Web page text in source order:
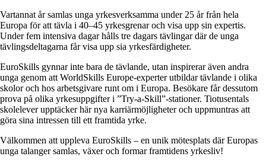
Vartannat år samlas unga yrkesverksamma under 25 år från hela
Europa för att tävla i 40–45 yrkesgrenar och visa upp sin expertis.
Under fem intensiva dagar hålls tre dagars tävlingar där de unga
tävlingsdeltagarna får visa upp sia yrkesfärdigheter.
EuroSkills gynnar inte bara de tävlande, utan inspirerar även andra
unga genom att WorldSkills Europe-experter utbildar tävlande i olika
skolor och hos arbetsgivare runt om i Europa. Besökare får dessutom
prova på olika yrkesuppgifter i ”Try-a-Skill”-stationer. Tiotusentals
skolelever upptäcker här nya karriärmöjligheter och uppmuntras att
göra sina intressen till ett framtida yrke.
Välkommen att uppleva EuroSkills – en unik mötesplats där Europas
unga talanger samlas, växer och formar framtidens yrkesliv!